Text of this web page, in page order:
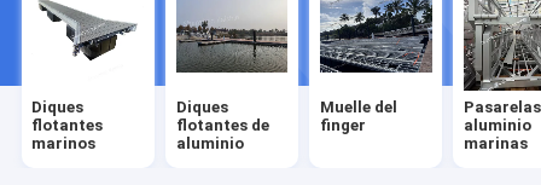
Diques
flotantes
marinos
Diques
flotantes de
aluminio
Muelle del
finger
aluminio
marinas